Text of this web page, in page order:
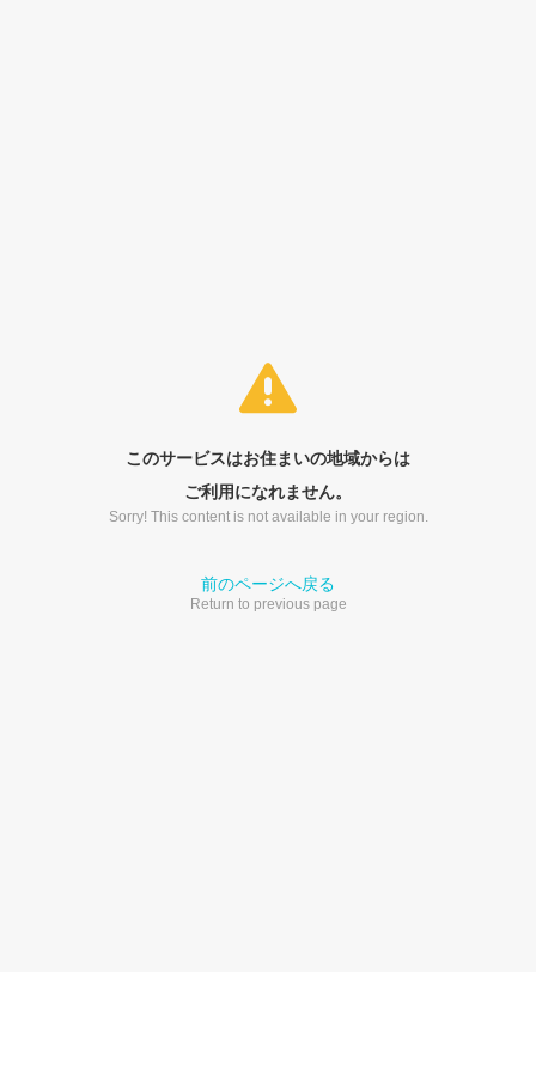
このサービスはお住まいの地域からは
ご利用になれません。
Sorry! This content is not available in your region.
前のページへ戻る
Return to previous page